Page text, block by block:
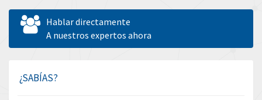
Allen West
Amperite
Amplicon Liveline
Hablar directamente
A nuestros expertos ahora
¿SABÍAS?